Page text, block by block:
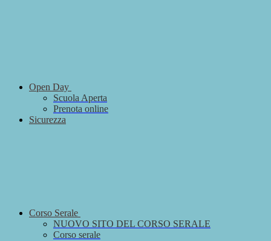
Open Day
Scuola Aperta
Prenota online
Sicurezza
Corso Serale
NUOVO SITO DEL CORSO SERALE
Corso serale